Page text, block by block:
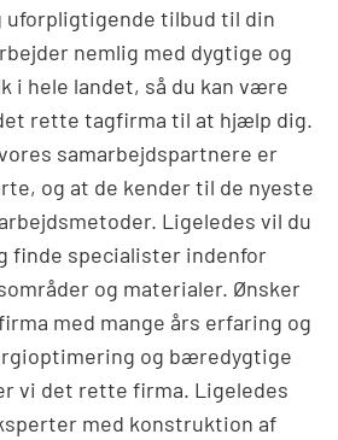
uforpligtigende tilbud til din
nemlig med dygtige og
i hele landet, så du kan være
rette tagfirma til at hjælp dig.
samarbejdspartnere er
og at de kender til de nyeste
Ligeledes vil du
finde specialister indenfor
og materialer. Ønsker
med mange års erfaring og
og bæredygtige
vi det rette firma. Ligeledes
med konstruktion af